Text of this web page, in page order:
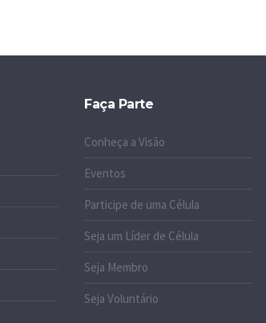
Faça Parte
Conheça a Visão
Eventos
Participe de uma Célula
Seja um Líder de Célula
Seja Membro
Seja Voluntário